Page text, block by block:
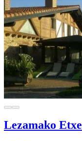
Lezamako Etxe